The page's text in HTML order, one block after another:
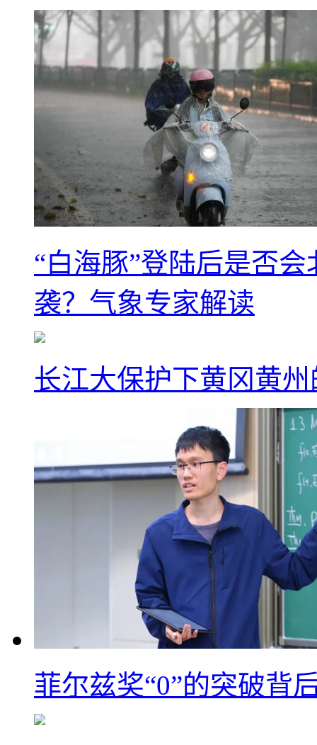
“白海豚”登陆后是否
袭？气象专家解读
长江大保护下黄冈黄
菲尔兹奖“0”的突破背